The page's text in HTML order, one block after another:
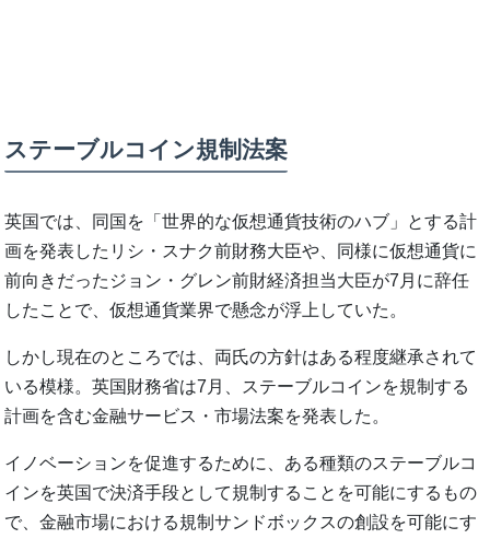
ステーブルコイン規制法案
英国では、同国を「世界的な仮想通貨技術のハブ」とする計
画を発表したリシ・スナク前財務大臣や、同様に仮想通貨に
前向きだったジョン・グレン前財経済担当大臣が7月に辞任
したことで、仮想通貨業界で懸念が浮上していた。
しかし現在のところでは、両氏の方針はある程度継承されて
いる模様。英国財務省は7月、ステーブルコインを規制する
計画を含む金融サービス・市場法案を発表した。
イノベーションを促進するために、ある種類のステーブルコ
インを英国で決済手段として規制することを可能にするもの
で、金融市場における規制サンドボックスの創設を可能にす